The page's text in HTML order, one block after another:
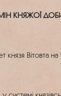
КНЯЖОЇ
князя Вітовта